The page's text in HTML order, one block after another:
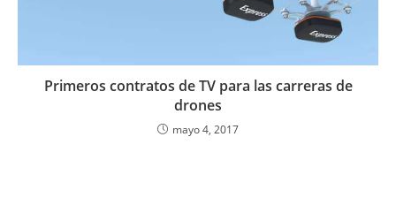
Primeros contratos de TV para las carreras de
drones
mayo 4, 2017